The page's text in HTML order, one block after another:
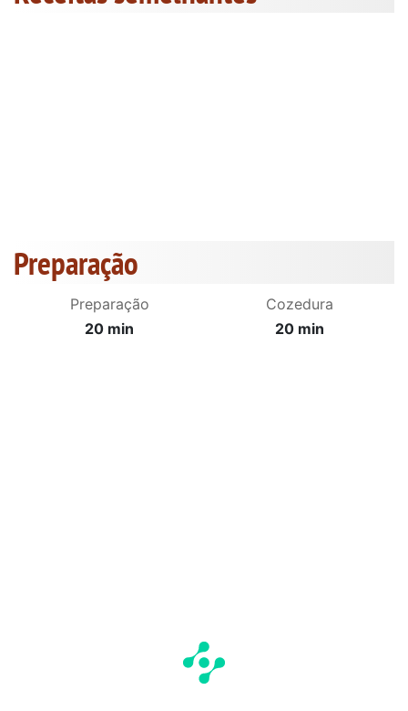
Preparação
Preparação
20 min
Cozedura
20 min